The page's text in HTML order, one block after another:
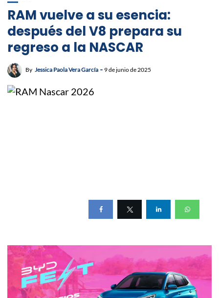
RAM vuelve a su esencia:
después del V8 prepara su
regreso a la NASCAR
By Jessica Paola Vera García 9 de junio de 2025